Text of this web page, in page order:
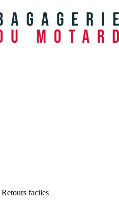
Retours faciles